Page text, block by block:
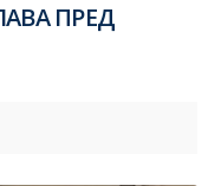
ПРЕД